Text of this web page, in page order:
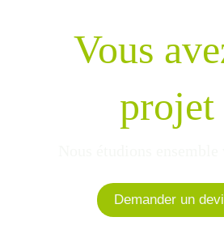
Vous
projet
Demander un